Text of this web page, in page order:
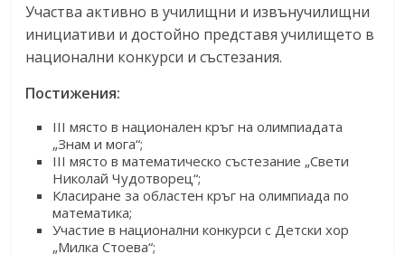
Участва активно в училищни и извънучилищни
инициативи и достойно представя училището в
национални конкурси и състезания.
Постижения:
III място в национален кръг на олимпиадата
„Знам и мога“;
III място в математическо състезание „Свети
Николай Чудотворец“;
Класиране за областен кръг на олимпиада по
математика;
Участие в национални конкурси с Детски хор
„Милка Стоева“;